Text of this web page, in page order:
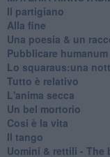
Il partigiano
Alla fine
Una poesia & un
Pubblicare
Lo squaraus:una
Tutto è relativo
L'anima secca
Un bel mortorio
Cosi è la vita
Il tango
​Uomini & rettili - The